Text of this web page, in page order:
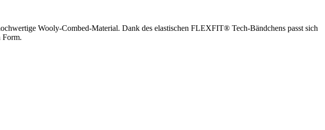
Wooly-Combed-Material. Dank des elastischen FLEXFIT® Tech-Bändchens passt sich
Form.